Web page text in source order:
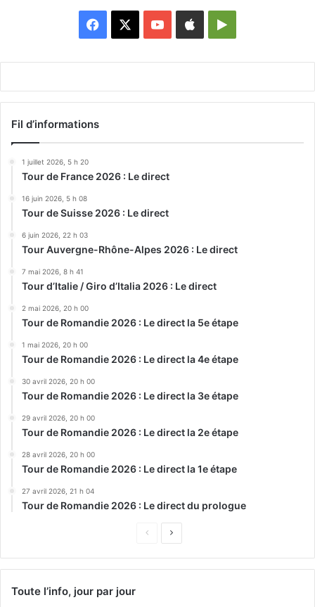
Facebook YouTubeAppleGoogle
Fil d’informations
1 juillet 2026, 5 h 20
Tour de France 2026 : Le direct
16 juin 2026, 5 h 08
Tour de Suisse 2026 : Le direct
6 juin 2026, 22 h 03
Tour Auvergne-Rhône-Alpes 2026 : Le direct
7 mai 2026, 8 h 41
Tour d’Italie / Giro d’Italia 2026 : Le direct
2 mai 2026, 20 h 00
Tour de Romandie 2026 : Le direct la 5e étape
1 mai 2026, 20 h 00
Tour de Romandie 2026 : Le direct la 4e étape
30 avril 2026, 20 h 00
Tour de Romandie 2026 : Le direct la 3e étape
29 avril 2026, 20 h 00
Tour de Romandie 2026 : Le direct la 2e étape
28 avril 2026, 20 h 00
Tour de Romandie 2026 : Le direct la 1e étape
27 avril 2026, 21 h 04
Tour de Romandie 2026 : Le direct du prologue
Page
Page
Toute l’info, jour par jour